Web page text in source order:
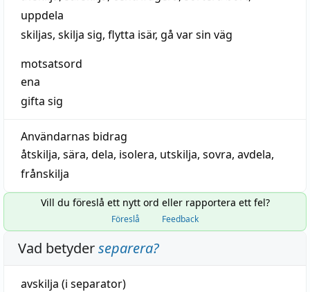
uppdela
skiljas, skilja sig, flytta isär, gå var sin väg
motsatsord
ena
gifta sig
Användarnas bidrag
åtskilja, sära, dela, isolera, utskilja, sovra, avdela,
frånskilja
Vill du föreslå ett nytt ord eller rapportera ett fel?
Föreslå Feedback
Vad betyderseparera?
avskilja (i separator)